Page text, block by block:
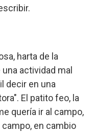
harta de la
actividad mal
decir en una
El patito feo, la
quería ir al campo,
campo, en cambio